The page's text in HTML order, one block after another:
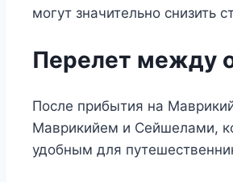
могут значительно снизить
Перелет между
После прибытия на
Маврикийем и Сейшелами,
удобным для